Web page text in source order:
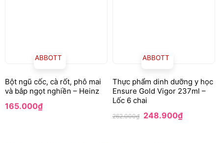
Bột ngũ cốc, cà rốt, phô mai
và bắp ngọt nghiền – Heinz
ABBOTT
165.000₫
Thực phẩm dinh dưỡng y học
Ensure Gold Vigor 237ml –
Lốc 6 chai
ABBOTT
262.000₫ Giá
gốc
248.900₫Giá
hiện